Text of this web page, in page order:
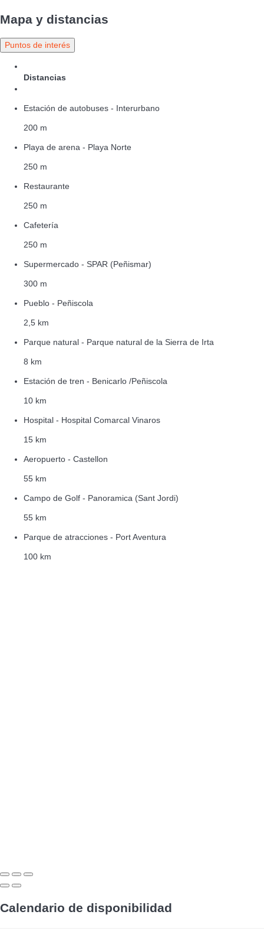
Mapa y distancias
Puntos de interés
Distancias
Estación de autobuses - Interurbano
200 m
Playa de arena - Playa Norte
250 m
Restaurante
250 m
Cafetería
250 m
Supermercado - SPAR (Peñismar)
300 m
Pueblo - Peñiscola
2,5 km
Parque natural - Parque natural de la Sierra de Irta
8 km
Estación de tren - Benicarlo /Peñiscola
10 km
Hospital - Hospital Comarcal Vinaros
15 km
Aeropuerto - Castellon
55 km
Campo de Golf - Panoramica (Sant Jordi)
55 km
Parque de atracciones - Port Aventura
100 km
Calendario de disponibilidad